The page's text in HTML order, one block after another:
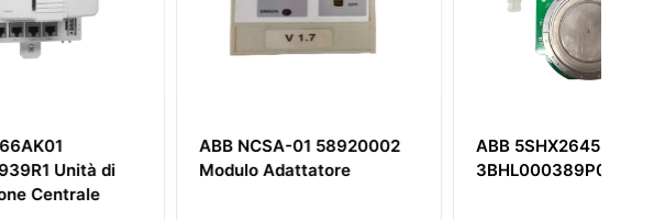
ABB NCSA-01 58920002
Modulo Adattatore
ABB 5SHX2645L0004
3BHL000389P0104